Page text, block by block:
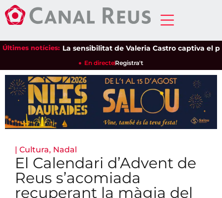
Últimes notícies:La sensibilitat de Valeria Castro captiva el
En directeRegistra't
| Cultura, Nadal
El Calendari d’Advent de
Reus s’acomiada
recuperant la màgia del